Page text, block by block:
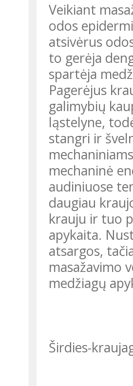
Veikiant
odos
atsivėrus
to gerėja
spartėja
Pagerėjus
galimybių
ląstelyne,
stangri ir
mechaninė
audiniuose
daugiau
krauju ir tuo
apykaita.
atsargos,
masažavimo
medžiagų
Širdies-